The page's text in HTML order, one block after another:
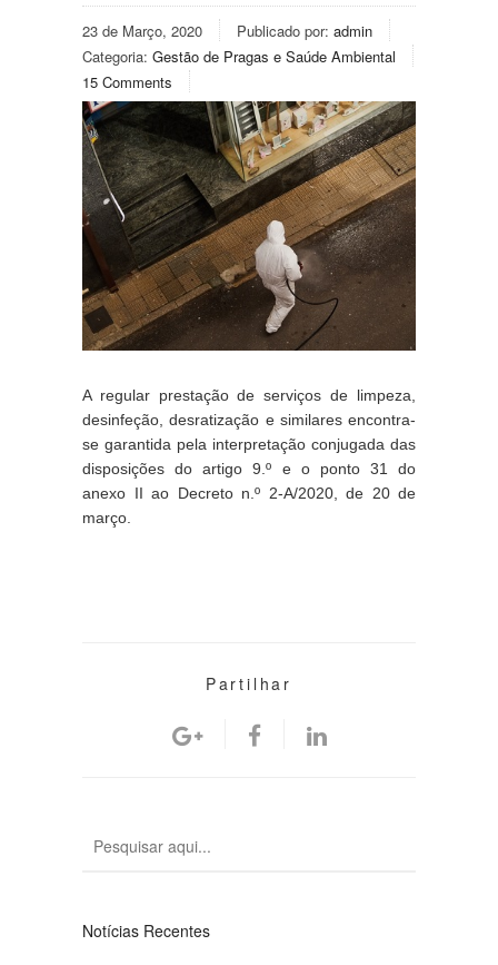
23 de Março, 2020 Publicado por: admin
Categoria: Gestão de Pragas e Saúde Ambiental
15 Comments
A regular prestação de serviços de limpeza,
desinfeção, desratização e similares encontra-
se garantida pela interpretação conjugada das
disposições do artigo 9.º e o ponto 31 do
anexo II ao Decreto n.º 2-A/2020, de 20 de
março.
Partilhar
Notícias Recentes